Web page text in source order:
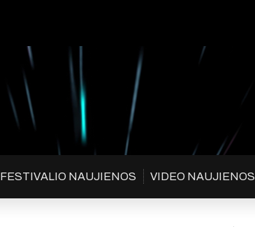
FESTIVALIO NAUJIENOS VIDEO NAUJIENOS